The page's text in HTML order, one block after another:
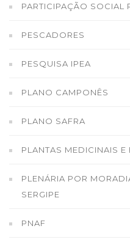
PARTICIPAÇÃO SOCIAL
PESCADORES
PESQUISA IPEA
PLANO CAMPONÊS
PLANO SAFRA
PLANTAS MEDICINAIS E
PLENÁRIA POR
SERGIPE
PNAF